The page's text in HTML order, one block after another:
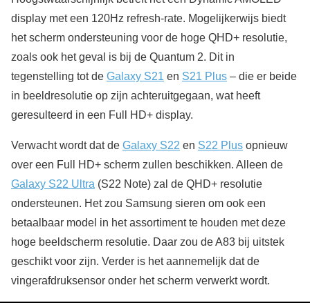
display met een 120Hz refresh-rate. Mogelijkerwijs biedt
het scherm ondersteuning voor de hoge QHD+ resolutie,
zoals ook het geval is bij de Quantum 2. Dit in
tegenstelling tot de Galaxy S21 en S21 Plus – die er beide
in beeldresolutie op zijn achteruitgegaan, wat heeft
geresulteerd in een Full HD+ display.
Verwacht wordt dat de Galaxy S22 en S22 Plus opnieuw
over een Full HD+ scherm zullen beschikken. Alleen de
Galaxy S22 Ultra (S22 Note) zal de QHD+ resolutie
ondersteunen. Het zou Samsung sieren om ook een
betaalbaar model in het assortiment te houden met deze
hoge beeldscherm resolutie. Daar zou de A83 bij uitstek
geschikt voor zijn. Verder is het aannemelijk dat de
vingerafdruksensor onder het scherm verwerkt wordt.